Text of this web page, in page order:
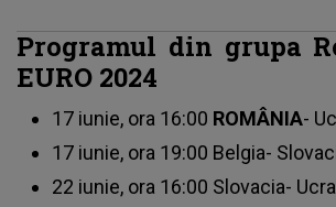
Programul din grupa
EURO 2024
17 iunie, ora 16:00 ROMÂNIA-
17 iunie, ora 19:00 Belgia-
22 iunie, ora 16:00 Slovacia-